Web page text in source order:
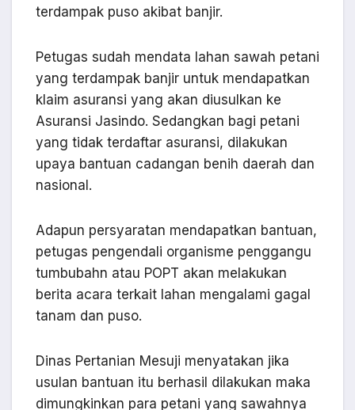
terdampak puso akibat banjir.
Petugas sudah mendata lahan sawah petani
yang terdampak banjir untuk mendapatkan
klaim asuransi yang akan diusulkan ke
Asuransi Jasindo. Sedangkan bagi petani
yang tidak terdaftar asuransi, dilakukan
upaya bantuan cadangan benih daerah dan
nasional.
Adapun persyaratan mendapatkan bantuan,
petugas pengendali organisme penggangu
tumbubahn atau POPT akan melakukan
berita acara terkait lahan mengalami gagal
tanam dan puso.
Dinas Pertanian Mesuji menyatakan jika
usulan bantuan itu berhasil dilakukan maka
dimungkinkan para petani yang sawahnya